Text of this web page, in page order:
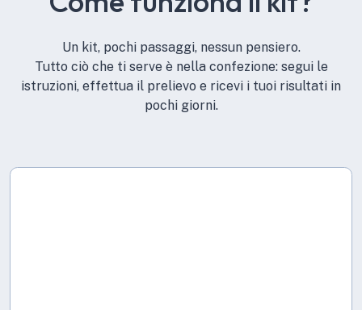
Un kit, pochi passaggi, nessun pensiero.
Tutto ciò che ti serve è nella confezione: segui le
istruzioni, effettua il prelievo e ricevi i tuoi risultati in
pochi giorni.